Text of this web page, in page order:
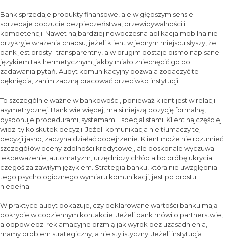
Bank sprzedaje produkty finansowe, ale w głębszym sensie
sprzedaje poczucie bezpieczeństwa, przewidywalności i
kompetencji. Nawet najbardziej nowoczesna aplikacja mobilna nie
przykryje wrażenia chaosu, jeżeli klient w jednym miejscu słyszy, że
bank jest prosty i transparentny, a w drugim dostaje pismo napisane
językiem tak hermetycznym, jakby miało zniechęcić go do
zadawania pytań. Audyt komunikacyjny pozwala zobaczyć te
pęknięcia, zanim zaczną pracować przeciwko instytucji.
To szczególnie ważne w bankowości, ponieważ klient jest w relacji
asymetrycznej. Bank wie więcej, ma silniejszą pozycję formalną,
dysponuje procedurami, systemami i specjalistami. Klient najczęściej
widzi tylko skutek decyzji. Jeżeli komunikacja nie tłumaczy tej
decyzji jasno, zaczyna działać podejrzenie. Klient może nie rozumieć
szczegółów oceny zdolności kredytowej, ale doskonale wyczuwa
lekceważenie, automatyzm, urzędniczy chłód albo próbę ukrycia
czegoś za zawiłym językiem. Strategia banku, która nie uwzględnia
tego psychologicznego wymiaru komunikacji, jest po prostu
niepełna.
W praktyce audyt pokazuje, czy deklarowane wartości banku mają
pokrycie w codziennym kontakcie. Jeżeli bank mówi o partnerstwie,
a odpowiedzi reklamacyjne brzmią jak wyrok bez uzasadnienia,
mamy problem strategiczny, a nie stylistyczny. Jeżeli instytucja